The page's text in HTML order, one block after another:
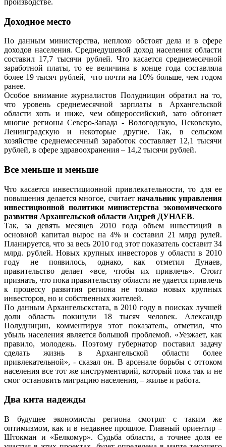
Доходное место
По данным министерства, неплохо обстоят дела и в сфере
доходов населения. Среднедушевой доход населения области
составил 17,7 тысячи рублей. Что касается среднемесячной
заработной платы, то ее величина в конце года составляла
более 19 тысяч рублей, что почти на 10% больше, чем годом
ранее.
Особое внимание журналистов Полудницин обратил на то,
что уровень среднемесячной зарплаты в Архангельской
области хоть и ниже, чем общероссийский, зато обгоняет
многие регионы Северо-Запада - Вологодскую, Псковскую,
Ленинградскую и некоторые другие. Так, в сельском
хозяйстве среднемесячный заработок составляет 12,1 тысячи
рублей, в сфере здравоохранения – 14,2 тысячи рублей.
Все меньше и меньше
Что касается инвестиционной привлекательности, то для ее
повышения делается многое, считает начальник управления
инвестиционной политики министерства экономического
развития Архангельской области Андрей ДУНАЕВ.
Так, за девять месяцев 2010 года объем инвестиций в
основной капитал вырос на 4% и составил 21 млрд рулей.
Планируется, что за весь 2010 год этот показатель составит 34
млрд. рублей. Новых крупных инвесторов у области в 2010
году не появилось, однако, как отметил Дунаев,
правительство делает «все, чтобы их привлечь». Стоит
признать, что пока правительству области не удается привлечь
к процессу развития региона не только новых крупных
инвесторов, но и собственных жителей.
По данным Архангельскстата, в 2010 году в поисках лучшей
доли область покинули 18 тысяч человек. Александр
Полудницин, комментируя этот показатель, отметил, что
убыль населения является большой проблемой. «Уезжает, как
правило, молодежь. Поэтому губернатор поставил задачу
сделать жизнь в Архангельской области более
привлекательной», - сказал он. В арсенале борьбы с оттоком
населения все тот же инструментарий, который пока так и не
смог остановить миграцию населения, – жилье и работа.
Два кита надежды
В будущее экономисты региона смотрят с таким же
оптимизмом, как и в недавнее прошлое. Главный ориентир –
Штокман и «Белкомур». Судьба области, а точнее доля ее